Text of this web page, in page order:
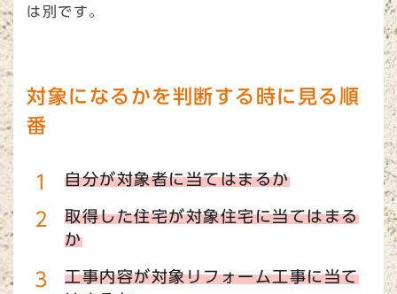
は別です。
対象になるかを判断する時に見る順
番
自分が対象者に当てはまるか
取得した住宅が対象住宅に当てはまる
か
工事内容が対象リフォーム工事に当て